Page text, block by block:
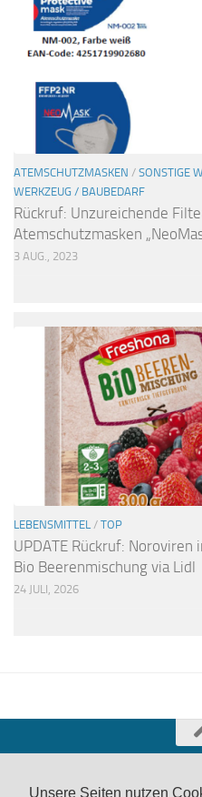
Unsere Seiten nutzen
ATEMSCHUTZMASKEN / SONSTIGE
WERKZEUG / BAUBEDARF
Rückruf: Unzureichende
Atemschutzmasken
3 AUG., 2023
LEBENSMITTEL / TOP
UPDATE Rückruf:
Bio Beerenmischung via Lidl
24 JULI, 2026